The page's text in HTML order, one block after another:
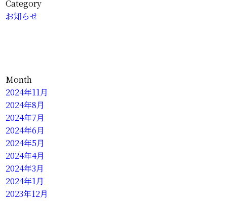
Category
お知らせ
Month
2024年11月
2024年8月
2024年7月
2024年6月
2024年5月
2024年4月
2024年3月
2024年1月
2023年12月